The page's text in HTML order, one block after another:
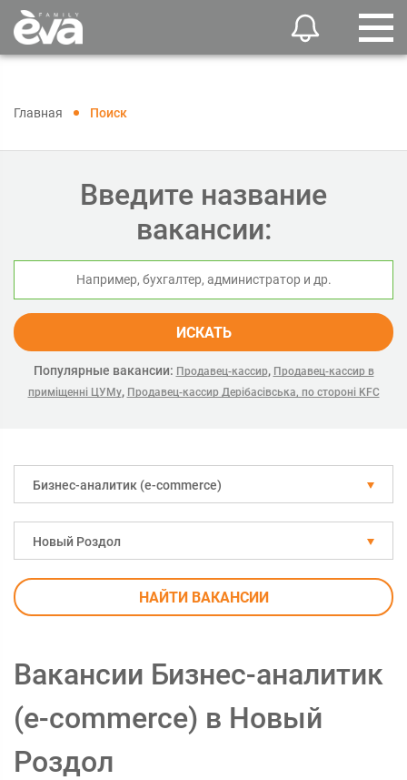
Главная Поиск
Введите название
вакансии:
ИСКАТЬ
Популярные вакансии: Продавец-кассир, Продавец-кассир в
приміщенні ЦУМу, Продавец-кассир Дерібасівська, по стороні KFC
Бизнес-аналитик (e-commerce)
Новый Роздол
НАЙТИ ВАКАНСИИ
Вакансии Бизнес-аналитик
(e-commerce) в Новый
Роздол